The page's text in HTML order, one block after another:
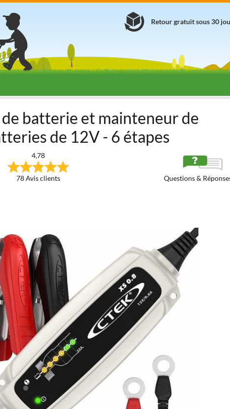
Retour gratuit sous 30
batterie et mainteneur de
de 12V - 6 étapes
4,78
78 Avis clients Questions &